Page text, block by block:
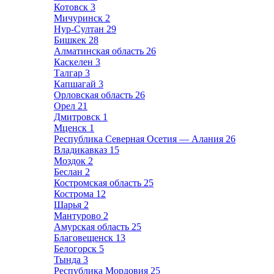
Котовск 3
Мичуринск 2
Нур-Султан 29
Бишкек 28
Алматинская область 26
Каскелен 3
Талгар 3
Капшагай 3
Орловская область 26
Орел 21
Дмитровск 1
Мценск 1
Республика Северная Осетия — Алания 26
Владикавказ 15
Моздок 2
Беслан 2
Костромская область 25
Кострома 12
Шарья 2
Мантурово 2
Амурская область 25
Благовещенск 13
Белогорск 5
Тында 3
Республика Мордовия 25